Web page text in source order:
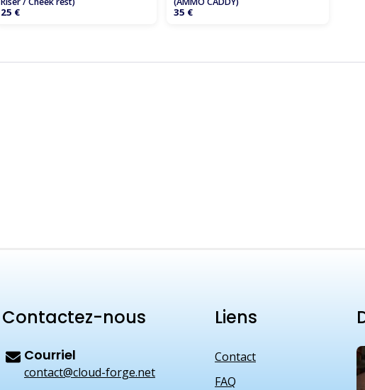
25 € 35 €
Contactez-nous
Courriel
contact@cloud-forge.net
Liens
Contact
FAQ